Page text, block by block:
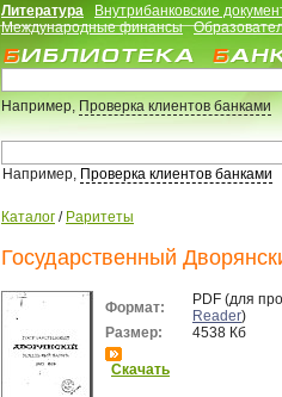
Литература Внутрибанковские
Международные финансы
Например,Проверка клиентов банками
Например, Проверка клиентов банками
Каталог / Раритеты
Государственный
Формат: PDF (для
Reader)
Размер:
4538 Кб
Скачать